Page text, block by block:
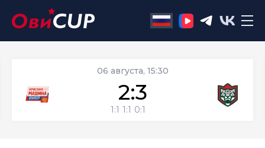
06 августа, 15:30
2:3
1:1 1:1 0:1